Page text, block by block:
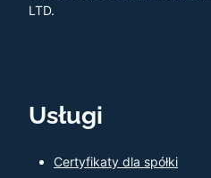
LTD.
Usługi
Certyfikaty dla spółki